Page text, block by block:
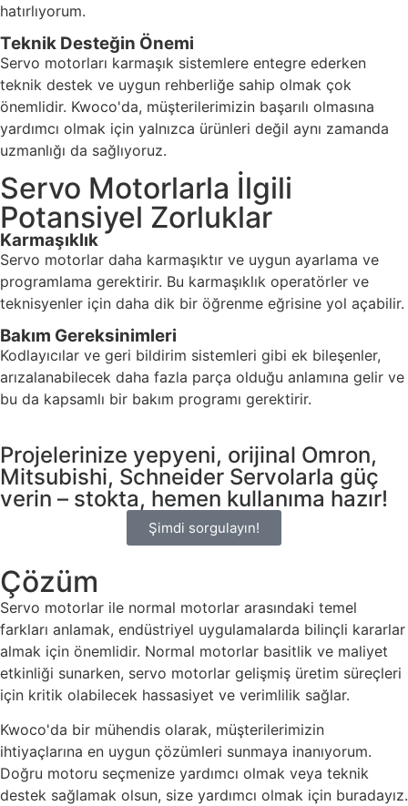
hatırlıyorum.
Teknik Desteğin Önemi
Servo motorları karmaşık sistemlere entegre ederken
teknik destek ve uygun rehberliğe sahip olmak çok
önemlidir. Kwoco'da, müşterilerimizin başarılı olmasına
yardımcı olmak için yalnızca ürünleri değil aynı zamanda
uzmanlığı da sağlıyoruz.
Servo Motorlarla İlgili
Potansiyel Zorluklar
Karmaşıklık
Servo motorlar daha karmaşıktır ve uygun ayarlama ve
programlama gerektirir. Bu karmaşıklık operatörler ve
teknisyenler için daha dik bir öğrenme eğrisine yol açabilir.
Bakım Gereksinimleri
Kodlayıcılar ve geri bildirim sistemleri gibi ek bileşenler,
arızalanabilecek daha fazla parça olduğu anlamına gelir ve
bu da kapsamlı bir bakım programı gerektirir.
Projelerinize yepyeni, orijinal Omron,
Mitsubishi, Schneider Servolarla güç
verin – stokta, hemen kullanıma hazır!
Şimdi sorgulayın!
Çözüm
Servo motorlar ile normal motorlar arasındaki temel
farkları anlamak, endüstriyel uygulamalarda bilinçli kararlar
almak için önemlidir. Normal motorlar basitlik ve maliyet
etkinliği sunarken, servo motorlar gelişmiş üretim süreçleri
için kritik olabilecek hassasiyet ve verimlilik sağlar.
Kwoco'da bir mühendis olarak, müşterilerimizin
ihtiyaçlarına en uygun çözümleri sunmaya inanıyorum.
Doğru motoru seçmenize yardımcı olmak veya teknik
destek sağlamak olsun, size yardımcı olmak için buradayız.